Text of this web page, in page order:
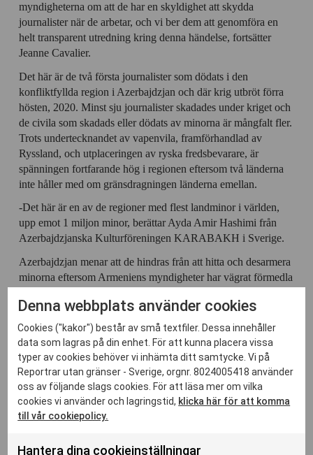
myndigheterna om att de har en skyldighet att skydda
journalister när de arbetar, och vi ber dem att genomföra en
helt transparent utredning kring denna händelse, fortsätter
Jeanne Cavalier.
Det här är de två första journalister som dödats i den
konfliktfyllda region i Azerbajdzjan och där krig utbröt förra
hösten, 2020. Minst sju journalister skadades under kriget och
de civila som skadads eller dödats av minorna är mångfalt fler.
Trots undertecknandet av vapenvila, framförhandlad av
Ryssland, och utplaceringen av ryska fredsbevarare, är
spänningen fortfarande hög i regionen eftersom två länderna
inte håller med om gränsdragningen länderna emellan.
-Det här är en av de regioner med flest landminor i världen,
upp emot 1 miljon minor, berättar Ayda Amir Hashimi från
Azerbajdzjanska Kulturföreningen KARABAKH i Sverige.
Azerbajdzjan menar att de hindras från att hitta och desarmera
minorna eftersom Armeniens myndigheter har vägrat förmedla
skedde dock ett utbyte länderna emellan – Azerbajdzjan bytte
15 Armeniska fångar mot en karta över minor i ett litet
begränsat område i Agdam.
Armeniska myndigheter har inte svarat RSF då vi bett om
kommentarer kring utredning av de båda Azerbajdzjanska
journalisternas dödsfall.
Armenien är rankad på plats 63 av 180 länder i RSFs
Denna webbplats använder cookies
Cookies ("kakor") består av små textfiler. Dessa innehåller
data som lagras på din enhet. För att kunna placera vissa
typer av cookies behöver vi inhämta ditt samtycke. Vi på
Reportrar utan gränser - Sverige, orgnr. 8024005418 använder
oss av följande slags cookies. För att läsa mer om vilka
cookies vi använder och lagringstid, klicka här för att komma
till vår cookiepolicy.
Hantera dina cookieinställningar